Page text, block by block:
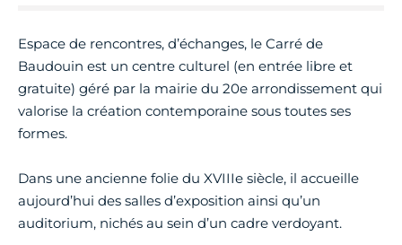
Espace de rencontres, d’échanges, le Carré de
Baudouin est un centre culturel (en entrée libre et
gratuite) géré par la mairie du 20e arrondissement qui
valorise la création contemporaine sous toutes ses
formes.
Dans une ancienne folie du XVIIIe siècle, il accueille
aujourd’hui des salles d’exposition ainsi qu’un
auditorium, nichés au sein d’un cadre verdoyant.